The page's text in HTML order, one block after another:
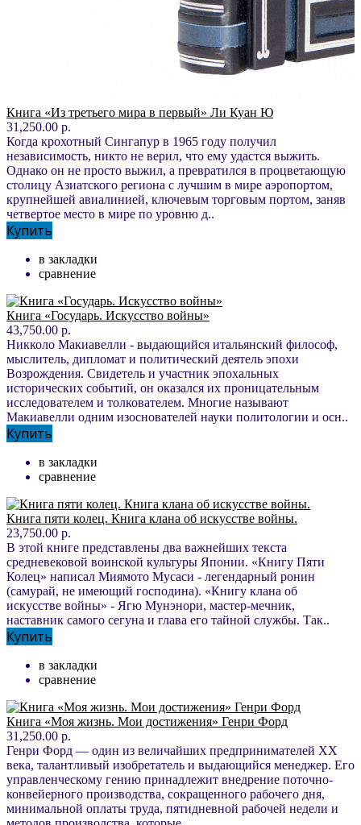
Книга «Из третьего мира в первый» Ли Куан Ю
31,250.00 р.
Когда крохотный Сингапур в 1965 году получил
независимость, никто не верил, что ему удастся выжить.
Однако он не просто выжил, а превратился в процветающую
столицу Азиатского региона с лучшим в мире аэропортом,
крупнейшей авиалинией, ключевым торговым портом, заняв
четвертое место в мире по уровню д..
Купить
в закладки
сравнение
Книга «Государь. Искусство войны»
43,750.00 р.
Никколо Макиавелли - выдающийся итальянский философ,
мыслитель, дипломат и политический деятель эпохи
Возрождения. Свидетель и участник эпохальных
исторических событий, он оказался их проницательным
исследователем и толкователем. Многие называют
Макиавелли одним изоснователей науки политологии и осн..
Купить
в закладки
сравнение
Книга пяти колец. Книга клана об искусстве войны.
23,750.00 р.
В этой книге представлены два важнейших текста
средневековой воинской культуры Японии. «Книгу Пяти
Колец» написал Миямото Мусаси - легендарный ронин
(самурай, не имеющий господина). «Книгу клана об
искусстве войны» - Ягю Мунэнори, мастер-мечник,
наставник самого сегуна и глава его тайной службы. Так..
Купить
в закладки
сравнение
Книга «Моя жизнь. Мои достижения» Генри Форд
31,250.00 р.
Генри Форд — один из величайших предпринимателей XX
века, талантливый изобретатель и выдающийся менеджер. Его
управленческому гению принадлежит внедрение поточно-
конвейерного производства, сокращенного рабочего дня,
минимальной оплаты труда, пятидневной рабочей недели и